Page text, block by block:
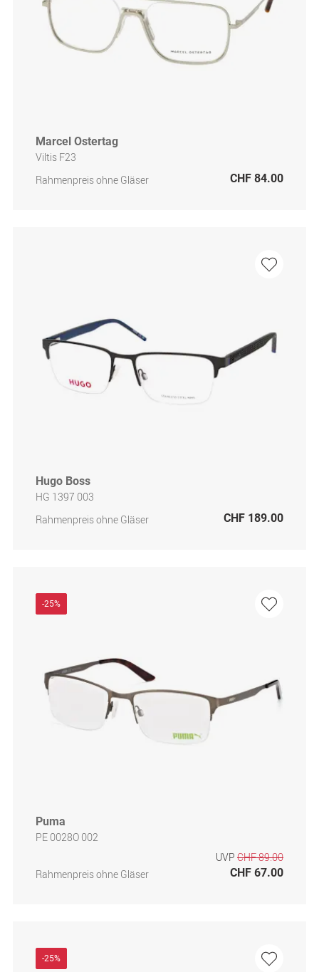
Marcel Ostertag
Viltis F23
Rahmenpreis ohne Gläser
CHF 84.00
Hugo Boss
HG 1397 003
Rahmenpreis ohne Gläser
CHF 189.00
-25%
Puma
PE 0028O 002
Rahmenpreis ohne Gläser
UVP CHF 89.00
CHF 67.00
-25%